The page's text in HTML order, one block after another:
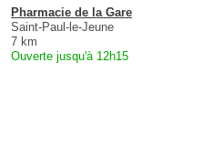
Pharmacie de la Gare
Saint-Paul-le-Jeune
7 km
Ouverte jusqu'à 12h15